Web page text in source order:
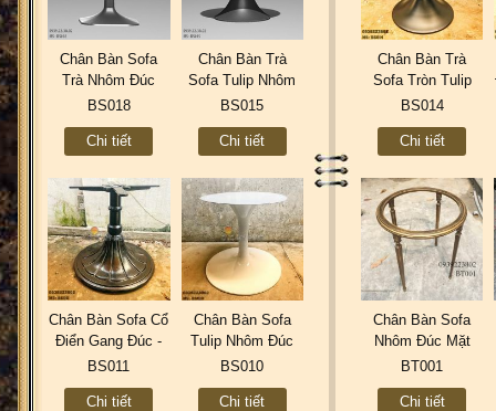
Chân Bàn Sofa
Trà Nhôm Đúc
Kiểu Tulip Đế
BS018
Chi tiết
Chân Bàn Trà
Sofa Tulip Nhôm
Đúc Nhà Hàng
Cấp BS015
BS015
Chi tiết
Chân Bàn Trà
Sofa Tròn Tulip
Nhôm Đúc - Cafe
BS014
Chi tiết
Chân Bàn Sofa Cổ
Điển Gang Đúc -
Nhà Hàng Cafe
BS011
Chi tiết
Chân Bàn Sofa
Tulip Nhôm Đúc
Khách Sạn Gia
BS010
Chi tiết
Chân Bàn Sofa
Nhôm Đúc Mặt
Tròn Gắn Đá Gia
BT001
Chi tiết